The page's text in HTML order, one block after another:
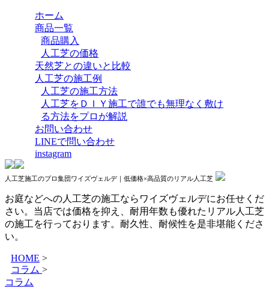
ホーム
商品一覧
商品購入
人工芝の価格
天然芝との違いと比較
人工芝の施工例
人工芝の施工方法
人工芝をＤＩＹ施工で誰でも無理なく敷け
る方法をプロが解説
お問い合わせ
LINEで問い合わせ
instagram
人工芝施工のプロ集団ワイズヴェルデ｜低価格×高品質のリアル人工芝
お庭などへの人工芝の施工ならワイズヴェルデにお任せくだ
さい。当店では価格を抑え、耐用年数も優れたリアル人工芝
の施工を行っております。耐久性、耐候性を是非堪能くださ
い。
HOME >
コラム >
コラム